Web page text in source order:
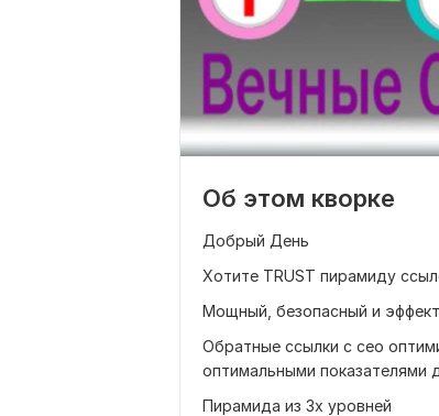
Об этом кворке
Добрый День
Хотите TRUST пирамиду
Мощный, безопасный и
Обратные ссылки с сео
оптимальными показателями
Пирамида из 3х уровней